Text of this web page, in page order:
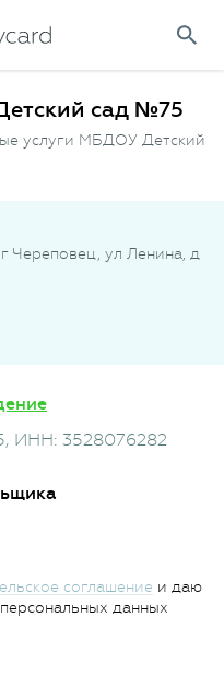
сад №75
услуги МБДОУ Детский
Череповец, ул Ленина, д
, ИНН: 3528076282
соглашение и даю
данных